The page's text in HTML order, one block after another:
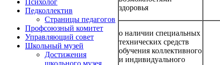
Психолог
Педколлектив
Страницы педагогов
Профсоюзный комитет
Управляющий совет
Школьный музей
Достижения
здоровья
о наличии специальных
технических средств
обучения коллективного
и индивидуального